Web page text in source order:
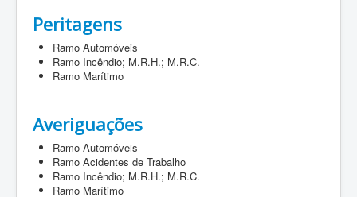
Peritagens
Ramo Automóveis
Ramo Incêndio; M.R.H.; M.R.C.
Ramo Marítimo
Averiguações
Ramo Automóveis
Ramo Acidentes de Trabalho
Ramo Incêndio; M.R.H.; M.R.C.
Ramo Marítimo